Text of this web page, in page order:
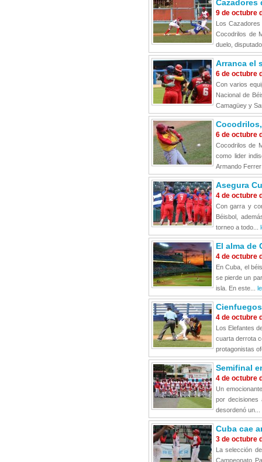
Cazadores
9 de octubre
Los
Cocodrilos de
duelo,
Arranca el
6 de octubre
Con varios
Nacional de
Camagüey y
6 de octubre
Cocodrilos de
como lider
Armando
Asegura
4 de octubre
Con garra y
Béisbol,
torneo a todo...
El alma de
4 de octubre
En Cuba, el
se pierde un
isla. En este...
4 de octubre
Los Elefantes
cuarta derrota
protagonistas
Semifinal
4 de octubre
Un
por decisiones
desordenó un...
Cuba cae
3 de octubre
La selección
Campeonato